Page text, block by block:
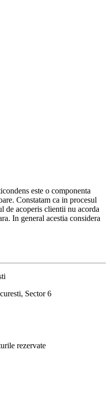
este o componenta
Constatam ca in procesul
de acoperis clientii nu acorda
In general acestia considera
Sector 6
rezervate